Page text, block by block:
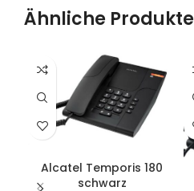
Ähnliche Produkte
Alcatel Temporis 180
schwarz